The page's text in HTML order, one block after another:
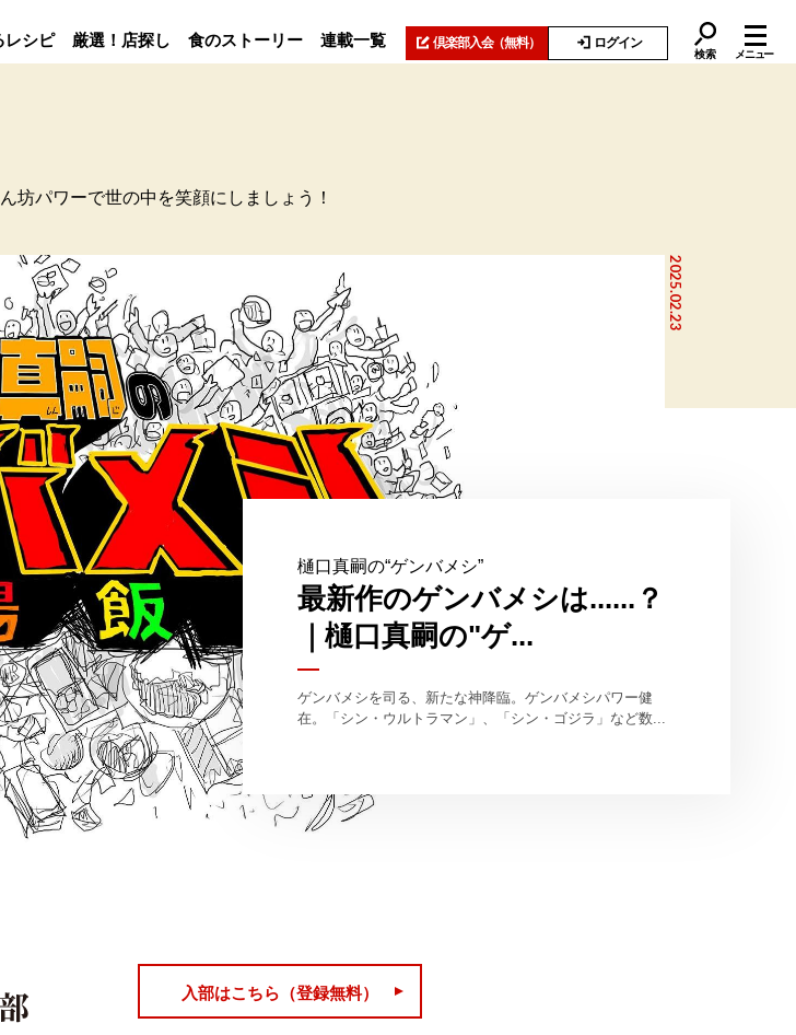
レシピ 厳選！店探し 食のストーリー 連載一覧 倶楽部入会（無料） ログイン
検索 メニュー
坊パワーで世の中を笑顔にしましょう！
2025.02.23
樋口真嗣の“ゲンバメシ”
最新作のゲンバメシは......？
｜樋口真嗣の"ゲ...
ゲンバメシを司る、新たな神降臨。ゲンバメシパワー健
在。「シン・ウルトラマン」、「シン・ゴジラ」など数...
入部はこちら（登録無料）